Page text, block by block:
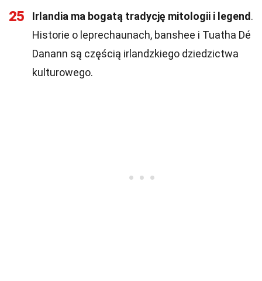
25 Irlandia ma bogatą tradycję mitologii i legend .
Historie o leprechaunach, banshee i Tuatha Dé
Danann są częścią irlandzkiego dziedzictwa
kulturowego.